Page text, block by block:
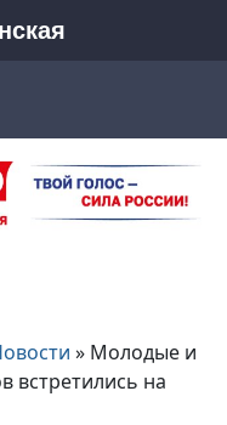
» Молодые и
встретились на